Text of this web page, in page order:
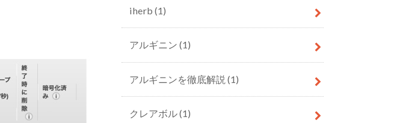
iherb (1)
アルギニン (1)
アルギニンを徹底解説 (1)
クレアボル(1)